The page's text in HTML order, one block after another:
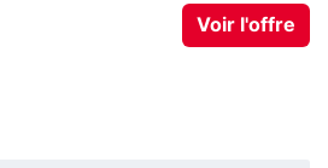
Voir l'offre